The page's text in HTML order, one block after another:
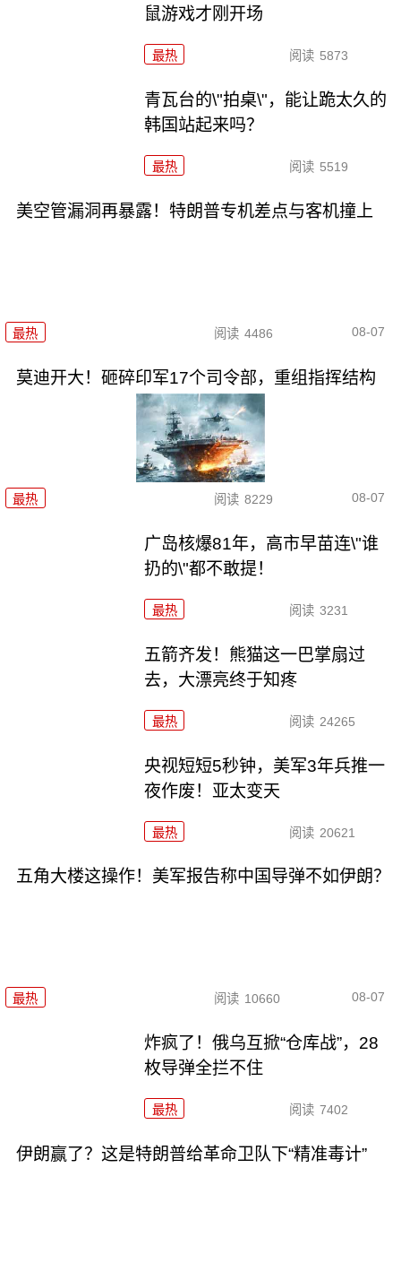
鼠游戏才刚开场
最热 阅读 5873
青瓦台的\"拍桌\"，能让跪太久的
韩国站起来吗？
最热 阅读 5519
美空管漏洞再暴露！特朗普专机差点与客机撞上
最热 阅读 4486 08-07
莫迪开大！砸碎印军17个司令部，重组指挥结构
最热 阅读 8229 08-07
广岛核爆81年，高市早苗连\"谁
扔的\"都不敢提！
最热 阅读 3231
五箭齐发！熊猫这一巴掌扇过
去，大漂亮终于知疼
最热 阅读 24265
央视短短5秒钟，美军3年兵推一
夜作废！亚太变天
最热 阅读 20621
五角大楼这操作！美军报告称中国导弹不如伊朗？
最热 阅读 10660 08-07
炸疯了！俄乌互掀“仓库战”，28
枚导弹全拦不住
最热 阅读 7402
伊朗赢了？这是特朗普给革命卫队下“精准毒计”